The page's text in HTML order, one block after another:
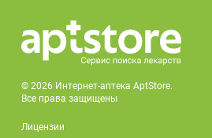
© 2026 Интернет-аптека AptStore.
Все права защищены
Лицензии